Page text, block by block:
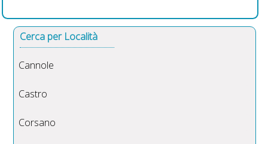
Cerca per Località
Cannole
Castro
Corsano